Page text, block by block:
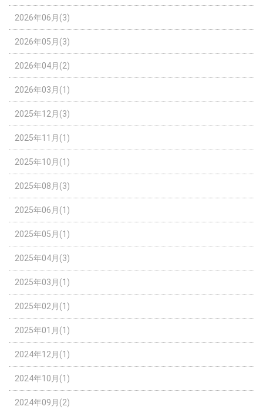
2026年06月(3)
2026年05月(3)
2026年04月(2)
2026年03月(1)
2025年12月(3)
2025年11月(1)
2025年10月(1)
2025年08月(3)
2025年06月(1)
2025年05月(1)
2025年04月(3)
2025年03月(1)
2025年02月(1)
2025年01月(1)
2024年12月(1)
2024年10月(1)
2024年09月(2)